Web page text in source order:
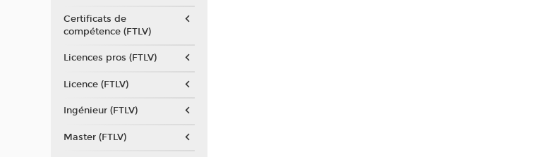
Certificats de
compétence (FTLV)
Licences pros (FTLV)
Licence (FTLV)
Ingénieur (FTLV)
Master (FTLV)